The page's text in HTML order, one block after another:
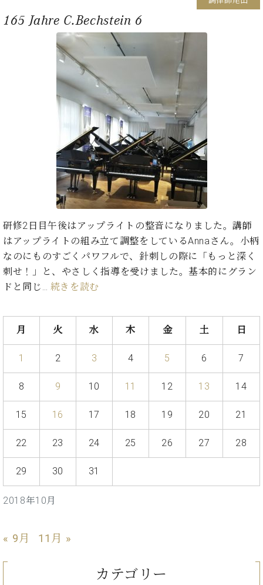
W.
ホ
フ
マ
ン
プ
ッ
シ
ョ
ナ
ル
ホ
フ
マ
ン
デ
W.
マ
ン
ヴ
ィ
Digital(ベ
(PDF)
技
術
営
セ
ン
ス
ッ
者
介
展示
ーロ
165 Jahre C.Bechstein 6
研修2日目午後はアップライトの整音になりました。講師
はアップライトの組み立て調整をしているAnnaさん。小柄
なのにものすごくパワフルで、針刺しの際に「もっと深く
刺せ！」と、やさしく指導を受けました。基本的にグラン
ドと同じ… 続きを読む
2018年10月
月 火 水 木 金 土 日
1 2 3 4 5 6 7
8 9 10 11 12 13 14
15 16 17 18 19 20 21
22 23 24 25 26 27 28
29 30 31
« 9月 11月 »
カテゴリー